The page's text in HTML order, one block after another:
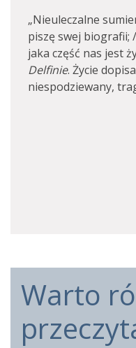
„Nieuleczalne
piszę swej biografii;
jaka część nas jest
Delfinie. Życie
niespodziewany,
Warto